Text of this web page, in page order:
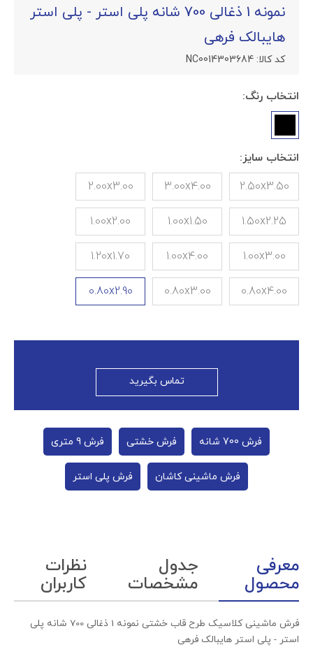
نمونه 1 ذغالی 700 شانه پلی استر - پلی استر
هایبالک فرهی
کد کالا: NC0014303684
انتخاب رنگ:
انتخاب سایز:
2.50x3.50
3.00x4.00
2.00x3.00
1.50x2.25
1.00x1.50
1.00x2.00
1.00x3.00
1.00x4.00
1.20x1.70
0.80x4.00
0.80x3.00
0.80x2.90
تماس بگیرید
فرش 700 شانه فرش خشتی فرش 9 متری
فرش ماشینی کاشان فرش پلی استر
معرفی
محصول
جدول
مشخصات
نظرات
کاربران
فرش ماشینی کلاسیک طرح قاب خشتی نمونه 1 ذغالی 700 شانه پلی
استر - پلی استر هایبالک فرهی